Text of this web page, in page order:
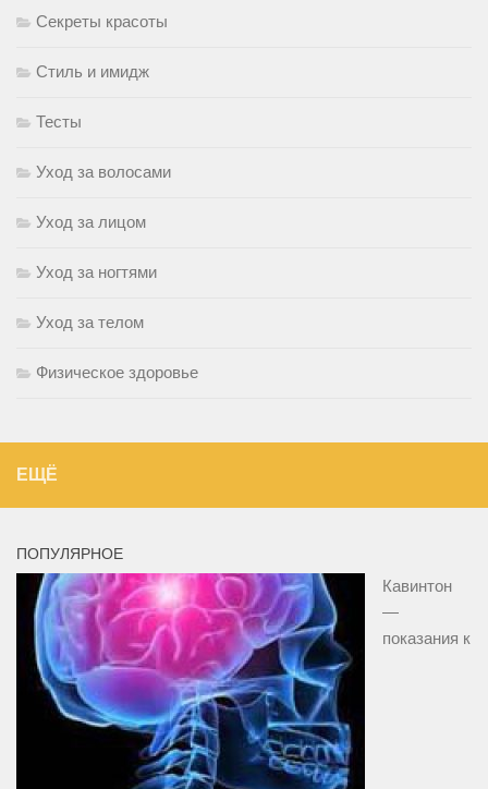
Секреты красоты
Стиль и имидж
Тесты
Уход за волосами
Уход за лицом
Уход за ногтями
Уход за телом
Физическое здоровье
ЕЩЁ
ПОПУЛЯРНОЕ
Кавинтон
—
показания к